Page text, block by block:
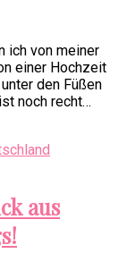
ich von meiner
einer Hochzeit
den Füßen
noch recht…
aus